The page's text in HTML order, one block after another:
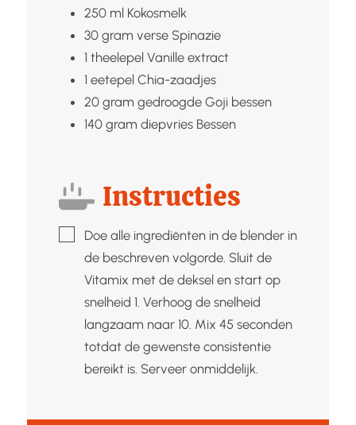
250 ml Kokosmelk
30 gram verse Spinazie
1 theelepel Vanille extract
1 eetepel Chia-zaadjes
20 gram gedroogde Goji bessen
140 gram diepvries Bessen
Instructies
▢Doe alle ingrediënten in de blender in
de beschreven volgorde. Sluit de
Vitamix met de deksel en start op
snelheid 1. Verhoog de snelheid
langzaam naar 10. Mix 45 seconden
totdat de gewenste consistentie
bereikt is. Serveer onmiddelijk.